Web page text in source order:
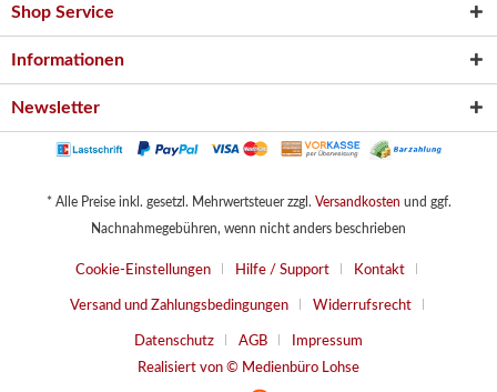
Shop Service
Informationen
Newsletter
* Alle Preise inkl. gesetzl. Mehrwertsteuer zzgl. Versandkosten und ggf.
Nachnahmegebühren, wenn nicht anders beschrieben
Cookie-Einstellungen Hilfe / Support Kontakt
Versand und Zahlungsbedingungen Widerrufsrecht
Datenschutz AGB
Impressum
Realisiert von © Medienbüro Lohse